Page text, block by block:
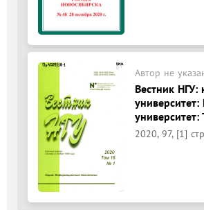
Автор не
Вестник
университет:
2020, 97, [1]